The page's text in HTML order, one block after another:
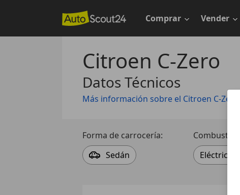
Comprar Vender
Citroen C-Zero
Datos Técnicos
Más información sobre el Citroen C-Zero
Forma de carrocería:
Sedán
Combustible:
Eléctrico